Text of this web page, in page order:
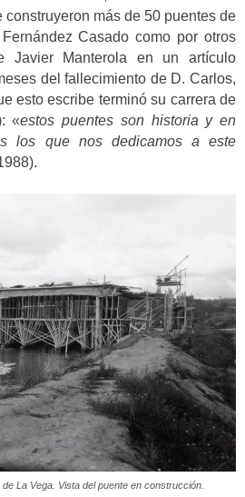
construyeron más de 50 puentes de
Casado como por otros
Javier Manterola en un artículo
del fallecimiento de D. Carlos,
esto escribe terminó su carrera de
«estos puentes son historia y en
los que nos dedicamos a este
La Vega. Vista del puente en construcción.